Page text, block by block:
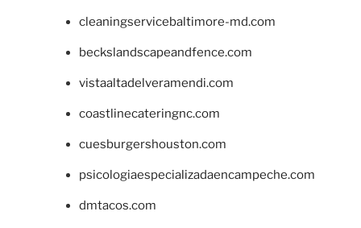
cleaningservicebaltimore-md.com
beckslandscapeandfence.com
vistaaltadelveramendi.com
coastlinecateringnc.com
cuesburgershouston.com
psicologiaespecializadaencampeche.com
dmtacos.com